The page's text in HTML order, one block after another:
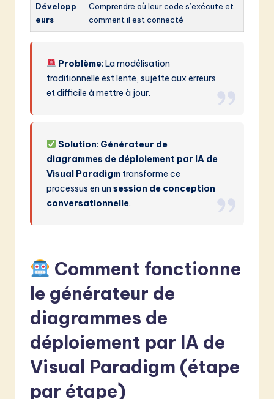
Développ
eurs
Comprendre où leur code s’exécute et
comment il est connecté
Problème: La modélisation
traditionnelle est lente, sujette aux erreurs
et difficile à mettre à jour.
Solution: Générateur de
diagrammes de déploiement par IA de
Visual Paradigm transforme ce
processus en unsession de conception
conversationnelle.
Comment fonctionne
le générateur de
diagrammes de
déploiement par IA de
Visual Paradigm (étape
par étape)